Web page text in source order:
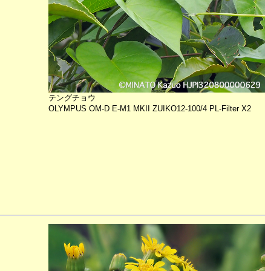
テングチョウ
OLYMPUS OM-D E-M1 MKII ZUIKO12-100/4 PL-Filter X2